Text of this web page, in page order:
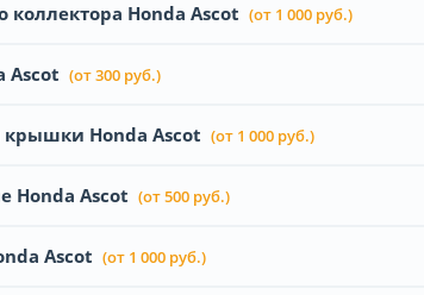
Honda Ascot (от 1 000 руб.)
Ascot (от 300 руб.)
Honda Ascot (от 1 000 руб.)
Honda Ascot (от 500 руб.)
Ascot (от 1 000 руб.)